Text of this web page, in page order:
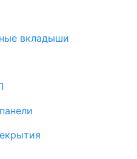
вкладыши